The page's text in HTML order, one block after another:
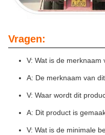
Vragen:
V: Wat is de merknaam
A: De merknaam van
V: Waar wordt dit
A: Dit product is
V: Wat is de minimale